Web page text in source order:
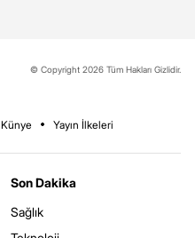
© Copyright 2026 Tüm Hakları Gizlidir.
Künye Yayın İlkeleri
Son Dakika
Sağlık